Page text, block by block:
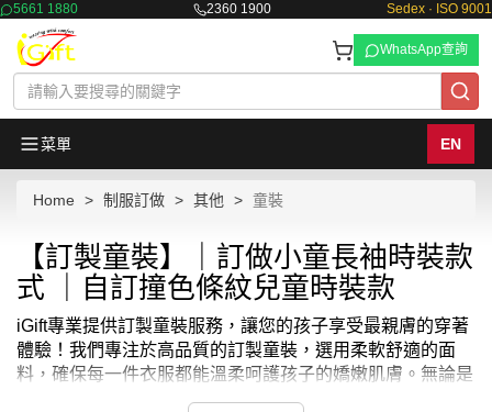
5661 1880 2360 1900 Sedex · ISO 9001
WhatsApp查詢
菜單 EN
Home 制服訂做 其他 童裝
【訂製童裝】｜訂做小童長袖時裝款
式 ｜自訂撞色條紋兒童時裝款
iGift專業提供訂製童裝服務，讓您的孩子享受最親膚的穿著
體驗！我們專注於高品質的訂製童裝，選用柔軟舒適的面
料，確保每一件衣服都能溫柔呵護孩子的嬌嫩肌膚。無論是
日常穿著還是特別場合，iGift的訂製童裝都能提供最佳的舒